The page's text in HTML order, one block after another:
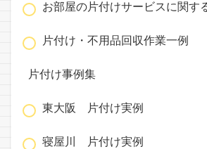
お部屋の片付けサービスに関す
片付け・不用品回収作業一例
片付け事例集
東大阪 片付け実例
寝屋川 片付け実例